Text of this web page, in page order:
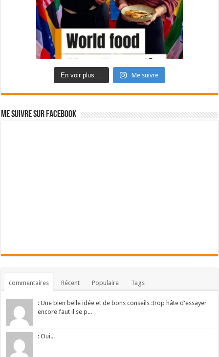
En voir plus ... Me suivre
Me suivre sur Facebook
commentaires Récent Populaire Tags
: Une bien belle idée et de bons conseils :trop hâte d'essayer
encore faut il se p...
: Oui...